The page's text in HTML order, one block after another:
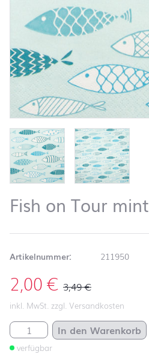
Fish on Tour mint
Artikelnummer: 211950
2,00€ 3,49€
inkl. MwSt. zzgl. Versandkosten
Fish on Tour mint Menge
verfügbar
In den Warenkorb